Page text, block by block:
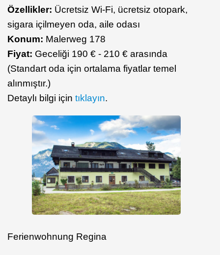
Özellikler: Ücretsiz Wi-Fi, ücretsiz otopark,
sigara içilmeyen oda, aile odası
Konum: Malerweg 178
Fiyat: Geceliği 190 € - 210 € arasında
(Standart oda için ortalama fiyatlar temel
alınmıştır.)
Detaylı bilgi için tıklayın.
Ferienwohnung Regina